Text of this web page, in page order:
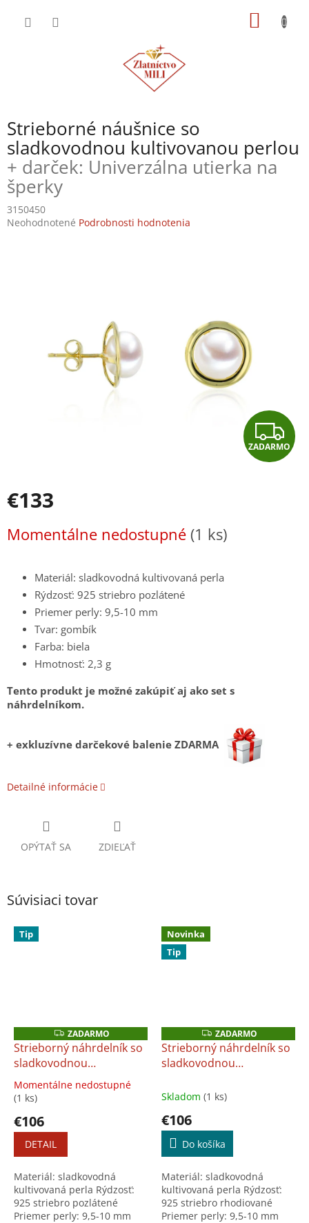
Strieborné náušnice so
sladkovodnou kultivovanou perlou
+ darček: Univerzálna utierka na
šperky
3150450
Priemerné
Neohodnotené Podrobnosti hodnotenia
Z
A
ZADARMO
€133
cena:
Momentálne nedostupné (1 ks)
Materiál: sladkovodná kultivovaná perla
Rýdzosť: 925 striebro pozlátené
Priemer perly: 9,5-10 mm
Tvar: gombík
Farba: biela
Hmotnosť: 2,3 g
Tento produkt je možné zakúpiť aj ako set s
náhrdelníkom.
+ exkluzívne darčekové balenie ZDARMA
Detailné informácie
OPÝTAŤ SA ZDIEĽAŤ
Súvisiaci tovar
Tip
Z
A
D
A
M
O
ZADARMO
Strieborný náhrdelník so
sladkovodnou
kultivovanou perlou
darček: Univerzálna
Priemerné
hodnotenie
produktu
je
5,0
z
5
hviezdičiek.
Momentálne nedostupné
(1 ks)
€106
DETAIL
Materiál: sladkovodná
kultivovaná perla Rýdzosť:
925 striebro pozlátené
Priemer perly: 9,5-10 mm
Novinka
Tip
Z
A
D
A
O
ZADARMO
Strieborný náhrdelník so
sladkovodnou
darček: Univerzálna
Skladom (1 ks)
€106
Do košíka
Materiál: sladkovodná
kultivovaná perla Rýdzosť:
925 striebro rhodiované
Priemer perly: 9,5-10 mm